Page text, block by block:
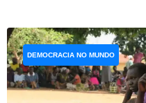
DEMOCRACIA NO MUNDO